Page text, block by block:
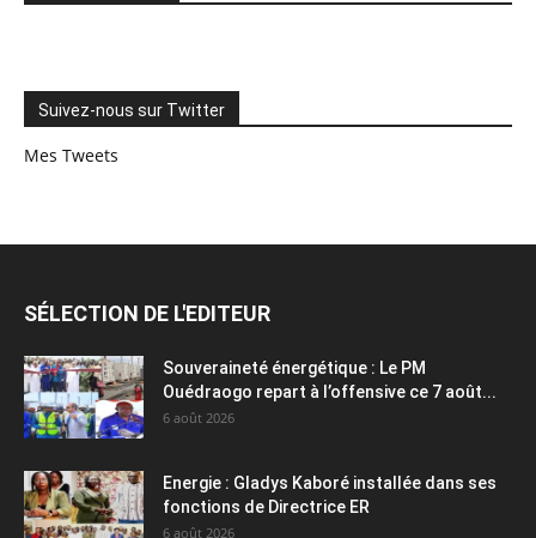
Suivez-nous sur Twitter
Mes Tweets
SÉLECTION DE L'EDITEUR
Souveraineté énergétique : Le PM
Ouédraogo repart à l’offensive ce 7 août...
6 août 2026
Energie : Gladys Kaboré installée dans ses
fonctions de Directrice ER
6 août 2026